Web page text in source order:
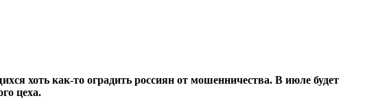
хоть как-то оградить россиян от мошенничества. В июле будет
цеха.